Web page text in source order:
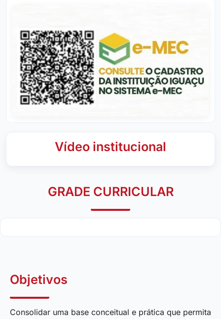
Vídeo institucional
GRADE CURRICULAR
Objetivos
Consolidar uma base conceitual e prática que permita